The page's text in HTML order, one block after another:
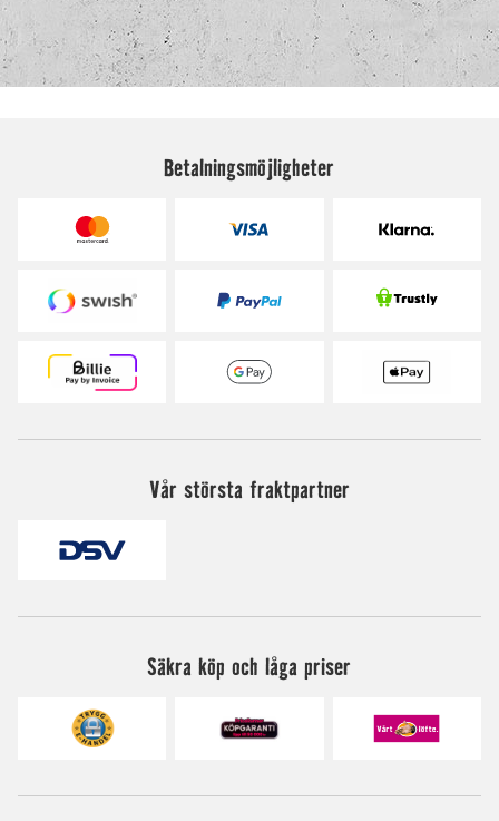
Betalningsmöjligheter
Vår största fraktpartner
Säkra köp och låga priser